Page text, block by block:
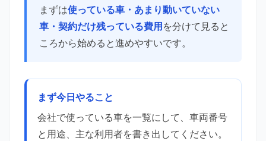
まずは使っている車・あまり動いていない
車・契約だけ残っている費用を分けて見ると
ころから始めると進めやすいです。
まず今日やること
会社で使っている車を一覧にして、車両番号
と用途、主な利用者を書き出してください。